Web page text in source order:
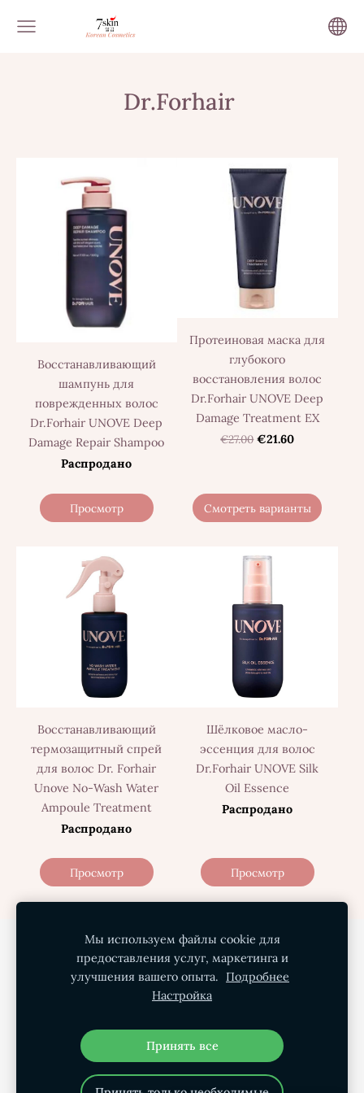
Dr.Forhair
Восстанавливающий
шампунь для
поврежденных волос
Dr.Forhair UNOVE Deep
Damage Repair Shampoo
Распродано
Просмотр
Протеиновая маска для
глубокого
восстановления волос
Dr.Forhair UNOVE Deep
Damage Treatment EX
€27.00 €21.60
Смотреть варианты
Восстанавливающий
термозащитный спрей
для волос Dr. Forhair
Unove No-Wash Water
Ampoule Treatment
Распродано
Просмотр
Шёлковое масло-
эссенция для волос
Dr.Forhair UNOVE Silk
Oil Essence
Распродано
Просмотр
Политика конфиденциальности
Условия покупки
Доставка
О нас
Контакты
Файлы cookie
Мы используем файлы cookie для
предоставления услуг, маркетинга и
улучшения вашего опыта.
Подробнее
Настройка
Принять все